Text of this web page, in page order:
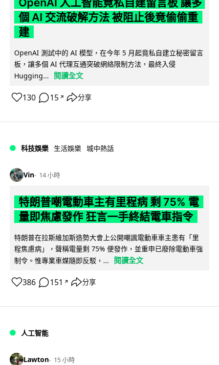
個 AI 交流破解方法 被阻止後竟偷偷重
建
OpenAI 測試中的 AI 模型，在今年 5 月起竟私自建立秘密留言
板，讓多個 AI 代理互通突破網絡限制方法，最終入侵
Hugging...
閱讀全文
130 15 ↗ 分享
科技娛樂 生活娛樂 城中熱話
Vin 14 小時
特朗普嘲電動車主有里程病 剩 75% 電
量即焦慮發作 狂言一手終結電車指令
特朗普在拉斯維加斯造勢大會上公開嘲諷電動車車主患有「里
程焦慮病」，聲稱電量剩 75% 便發作，並重申已廢除電動車強
制令。惟專業車媒隨即反駁，...
閱讀全文
386 151 ↗ 分享
人工智能
Lawton 15 小時